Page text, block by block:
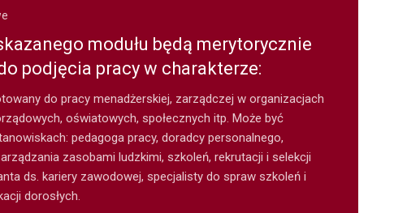
modułu będą merytorycznie
podjęcia pracy w charakterze:
do pracy menadżerskiej, zarządczej w organizacjach
oświatowych, społecznych itp. Może być
pedagoga pracy, doradcy personalnego,
zasobami ludzkimi, szkoleń, rekrutacji i selekcji
ds. kariery zawodowej, specjalisty do spraw szkoleń i
dorosłych.